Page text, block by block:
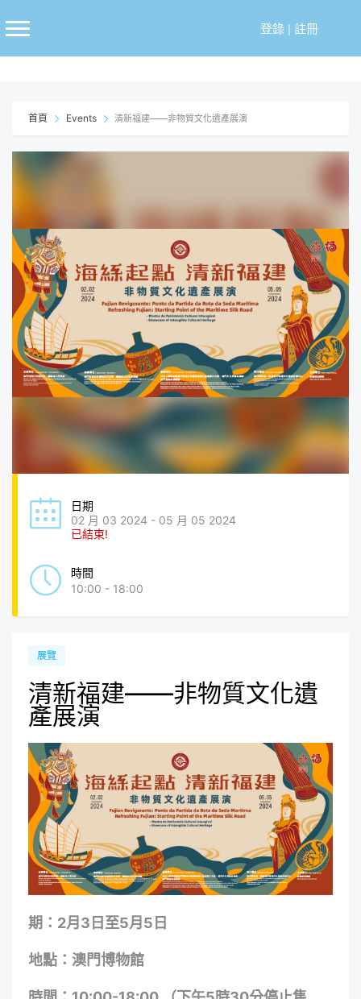
至
登錄| 註冊
首頁 Events 清新福建——非物質文化遺產展演
日期
02 月 03 2024 - 05 月 05 2024
已結束!
時間
10:00 - 18:00
展覽
清新福建——非物質文化遺
產展演
期：2月3日至5月5日
地點：澳門博物館